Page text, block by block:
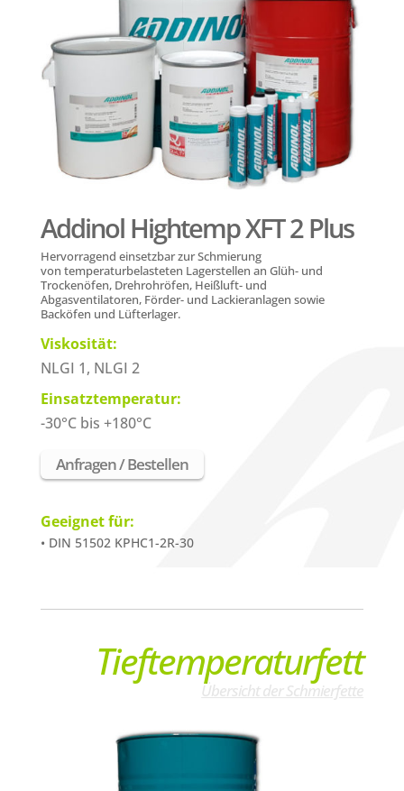
Addinol Hightemp XFT 2 Plus
Hervorragend einsetzbar zur Schmierung
von temperaturbelasteten Lagerstellen an Glüh- und
Trockenöfen, Drehrohröfen, Heißluft- und
Abgasventilatoren, Förder- und Lackieranlagen sowie
Backöfen und Lüfterlager.
Viskosität:
NLGI 1, NLGI 2
Einsatztemperatur:
-30°C bis +180°C
Anfragen / Bestellen
Geeignet für:
• DIN 51502 KPHC1-2R-30
Tieftemperaturfett
Übersicht der Schmierfette